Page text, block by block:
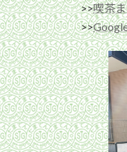
>>喫茶
>>